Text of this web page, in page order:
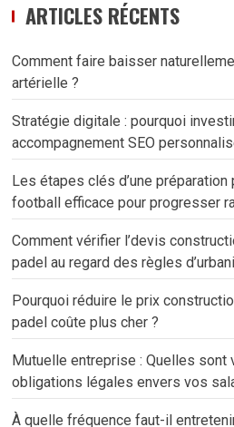
ARTICLES RÉCENTS
Comment faire baisser
artérielle ?
Stratégie digitale : pourquoi
accompagnement SEO
Les étapes clés d’une préparation
football efficace pour progresser
Comment vérifier l’devis
padel au regard des règles
Pourquoi réduire le prix
padel coûte plus cher ?
Mutuelle entreprise : Quelles sont
obligations légales envers vos
À quelle fréquence faut-il